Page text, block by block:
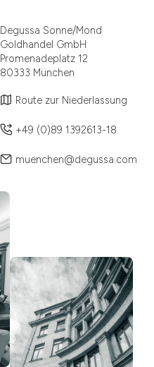
Degussa Sonne/Mond
Goldhandel GmbH
Promenadeplatz 12
80333 München
Route zur Niederlassung
+49 (0)89 1392613-18
muenchen@degussa.com